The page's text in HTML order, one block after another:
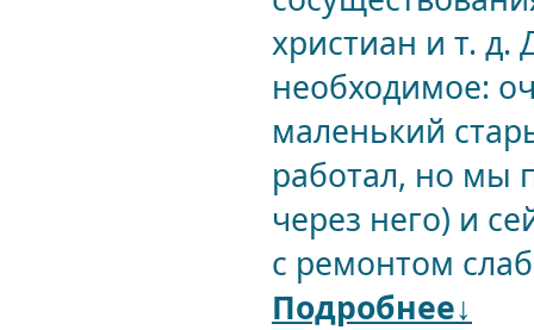
христиан и т. д.
необходимое:
маленький
работал, но мы
через него) и
с ремонтом
Подробнее↓